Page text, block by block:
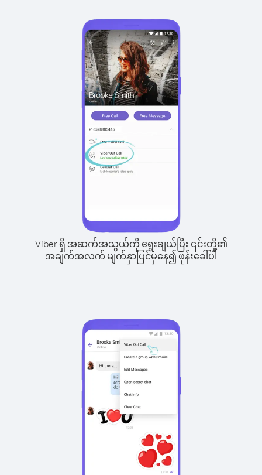
Viber ရှိ အဆက်အသွယ်ကို ရွေးချယ်ပြီး ၎င်းတို့၏
အချက်အလက် မျက်နှာပြင်မှနေ၍ ဖုန်းခေါ်ပါ